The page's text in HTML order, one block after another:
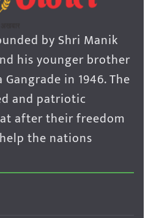
by Shri Manik
his younger brother
in 1946. The
and patriotic
after their freedom
the nations